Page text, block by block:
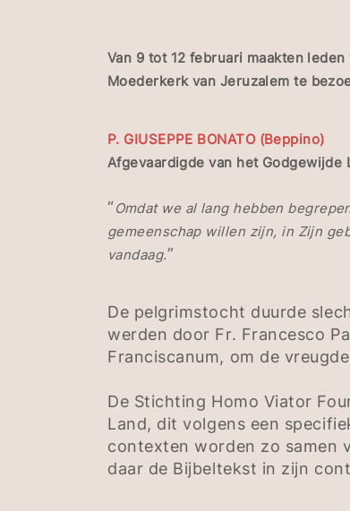
Van 9 tot 12 februari maakten
Moederkerk van Jeruzalem te
P. GIUSEPPE BONATO (Beppino)
Afgevaardigde van het Godgewijde
“Omdat we al lang hebben
gemeenschap willen zijn, in Zijn
vandaag.”
De pelgrimstocht duurde
werden door Fr. Francesco
Franciscanum, om de
De Stichting Homo Viator
Land, dit volgens een
contexten worden zo samen
daar de Bijbeltekst in zijn